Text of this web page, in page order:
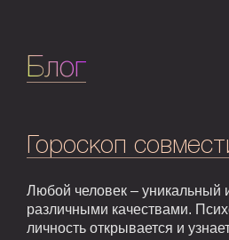
Блог
Гороскоп
Любой человек – уникальный
различными качествами.
личность открывается и